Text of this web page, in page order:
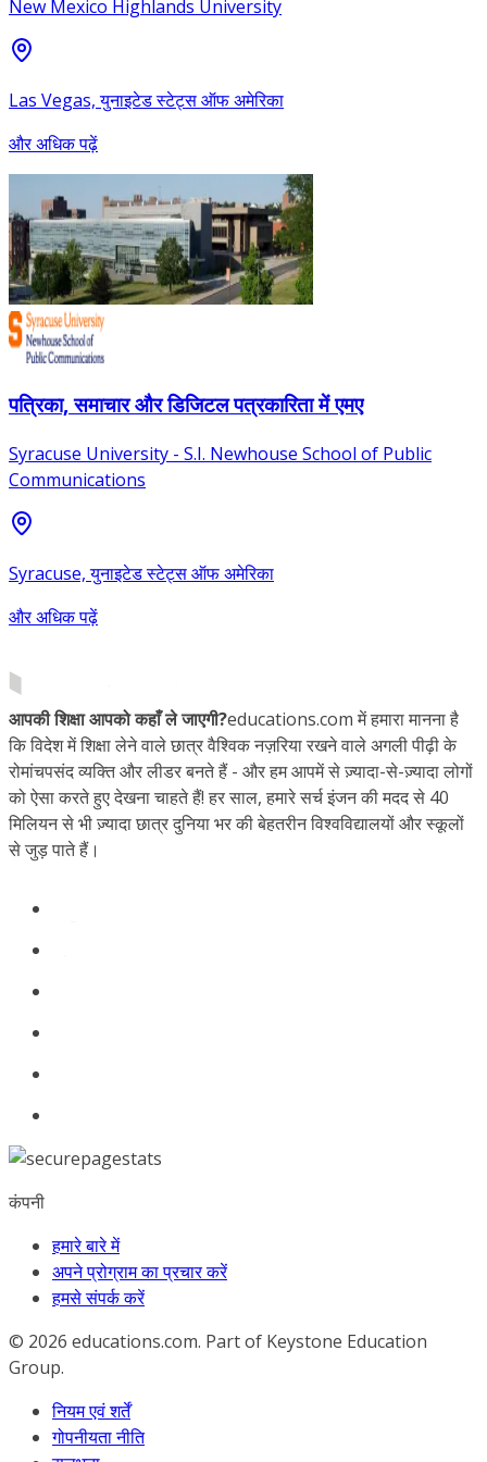
New Mexico Highlands University
Las Vegas, युनाइटेड स्टेट्स ऑफ अमेरिका
और अधिक पढ़ें
पत्रिका, समाचार और डिजिटल पत्रकारिता में एमए
Syracuse University - S.I. Newhouse School of Public
Communications
Syracuse, युनाइटेड स्टेट्स ऑफ अमेरिका
और अधिक पढ़ें
आपकी शिक्षा आपको कहाँ ले जाएगी?educations.com में हमारा मानना है
कि विदेश में शिक्षा लेने वाले छात्र वैश्विक नज़रिया रखने वाले अगली पीढ़ी के
रोमांचपसंद व्यक्ति और लीडर बनते हैं - और हम आपमें से ज़्यादा-से-ज़्यादा लोगों
को ऐसा करते हुए देखना चाहते हैं! हर साल, हमारे सर्च इंजन की मदद से 40
मिलियन से भी ज़्यादा छात्र दुनिया भर की बेहतरीन विश्वविद्यालयों और स्कूलों
से जुड़ पाते हैं।
कंपनी
हमारे बारे में
अपने प्रोग्राम का प्रचार करें
हमसे संपर्क करें
© 2026 educations.com. Part of Keystone Education
Group.
नियम एवं शर्तें
गोपनीयता नीति